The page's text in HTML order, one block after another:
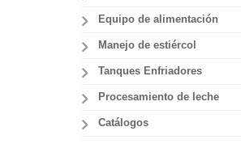
Equipo de alimentación
Manejo de estiércol
Tanques Enfriadores
Procesamiento de leche
Catálogos